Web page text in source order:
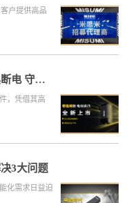
户提供高品
米思米经济型带抱闸款电动夹爪：无惧断电 守护生产
，凭借其高
3大问题
化需求日益迫